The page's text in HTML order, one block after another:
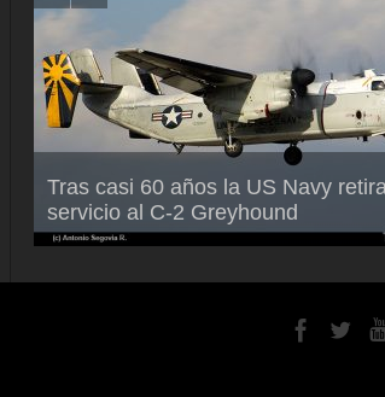
Tras casi 60 años la US Navy
servicio al C-2 Greyhound
Air France-KLM anuncia a Guilhem
Mallet como nuevo Director
para América Latina